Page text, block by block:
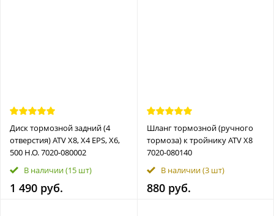
Диск тормозной задний (4
отверстия) ATV X8, X4 EPS, X6,
500 H.O. 7020-080002
В наличии(15 шт)
1 490 руб.
Шланг тормозной (ручного
тормоза) к тройнику ATV Х8
7020-080140
В наличии(3 шт)
880 руб.